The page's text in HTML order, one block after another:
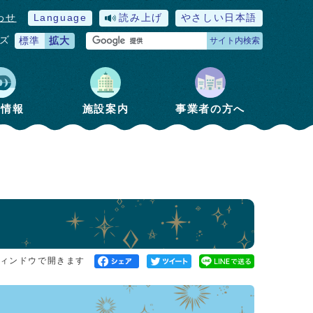
せ Language 読み上げ やさしい日本語
標準 拡大 サイト内検索
報 施設案内 事業者の方へ
ンドウで開きます